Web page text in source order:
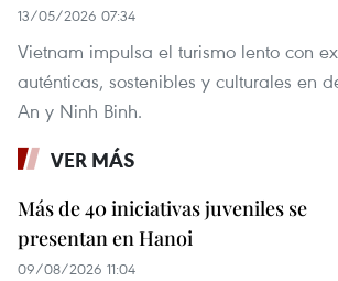
13/05/2026 07:34
Vietnam impulsa el turismo lento con
auténticas, sostenibles y culturales en
An y Ninh Binh.
VER MÁS
Más de 40 iniciativas juveniles se
presentan en Hanoi
09/08/2026 11:04